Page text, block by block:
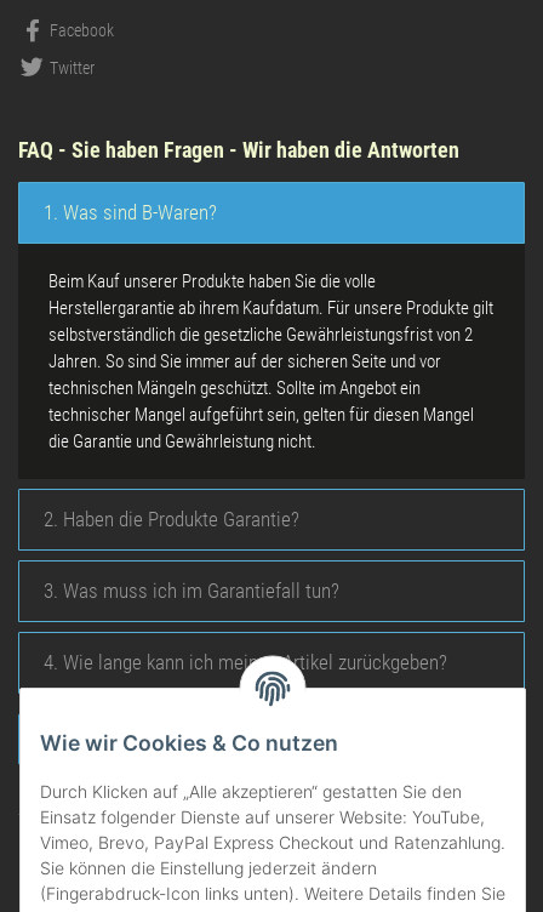
Wie wir Cookies & Co nutzen
Durch Klicken auf „Alle akzeptieren“ gestatten Sie den
Einsatz folgender Dienste auf unserer Website: YouTube,
Vimeo, Brevo, PayPal Express Checkout und Ratenzahlung.
Sie können die Einstellung jederzeit ändern
(Fingerabdruck-Icon links unten). Weitere Details finden Sie
Facebook
Twitter
FAQ - Sie haben Fragen - Wir haben die Antworten
1. Was sind B-Waren?
Beim Kauf unserer Produkte haben Sie die volle
Herstellergarantie ab ihrem Kaufdatum. Für unsere Produkte gilt
selbstverständlich die gesetzliche Gewährleistungsfrist von 2
Jahren. So sind Sie immer auf der sicheren Seite und vor
technischen Mängeln geschützt. Sollte im Angebot ein
technischer Mangel aufgeführt sein, gelten für diesen Mangel
die Garantie und Gewährleistung nicht.
2. Haben die Produkte Garantie?
3. Was muss ich im Garantiefall tun?
4. Wie lange kann ich meinen Artikel zurückgeben?
Vertrag widerrufen